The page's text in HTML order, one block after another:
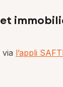
l’appli